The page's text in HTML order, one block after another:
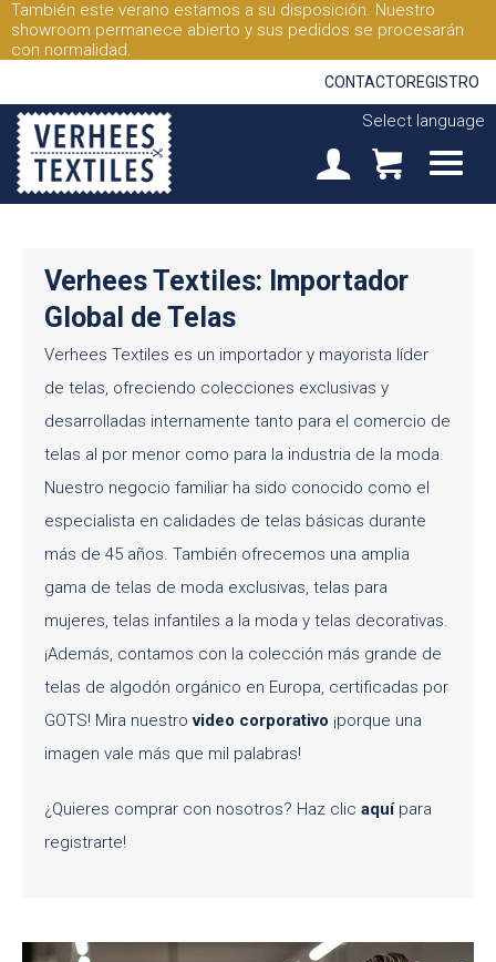
También este verano estamos a su disposición. Nuestro
showroom permanece abierto y sus pedidos se procesarán
con normalidad.
CONTACTOREGISTRO
Select language
Verhees Textiles: Importador
Global de Telas
Verhees Textiles es un importador y mayorista líder
de telas, ofreciendo colecciones exclusivas y
desarrolladas internamente tanto para el comercio de
telas al por menor como para la industria de la moda.
Nuestro negocio familiar ha sido conocido como el
especialista en calidades de telas básicas durante
más de 45 años. También ofrecemos una amplia
gama de telas de moda exclusivas, telas para
mujeres, telas infantiles a la moda y telas decorativas.
¡Además, contamos con la colección más grande de
telas de algodón orgánico en Europa, certificadas por
GOTS! Mira nuestrovideo corporativo ¡porque una
imagen vale más que mil palabras!
¿Quieres comprar con nosotros? Haz clic aquípara
registrarte!